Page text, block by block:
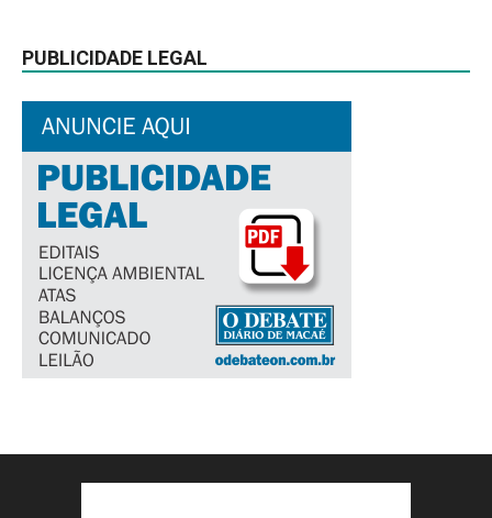
PUBLICIDADE LEGAL